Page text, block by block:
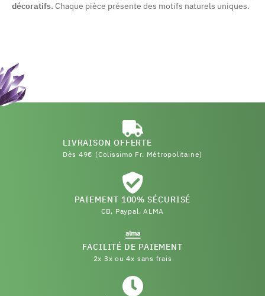
décoratifs. Chaque pièce présente des motifs naturels uniques.
LIVRAISON OFFERTE
Dès 49€ (Colissimo Fr. Métropolitaine)
PAIEMENT 100% SÉCURISÉ
CB, Paypal, ALMA
FACILITÉ DE PAIEMENT
2x 3x ou 4x sans frais